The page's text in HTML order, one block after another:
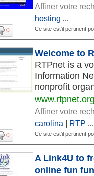
Affiner votre
hosting ...
0 Ce site est'il pertinent
Welcome to
RTPnet is a
Information
nonprofit
www.rtpnet.org
Affiner votre
carolina | RTP ...
0 Ce site est'il pertinent
A Link4U to
online fun